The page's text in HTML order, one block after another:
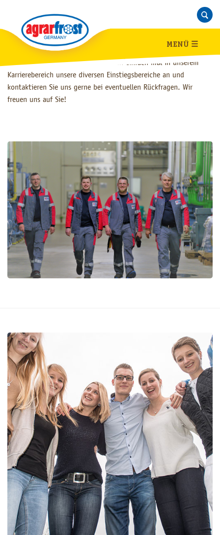
MENÜ ☰
Einstiegsbereiche
Wir bieten Ihnen eine breite Auswahl an möglichen
Einstiegsbereichen für einen schnellen Start in unserem
Unternehmen. Schauen Sie sich doch einfach mal in unserem
Karrierebereich unsere diversen Einstiegsbereiche an und
kontaktieren Sie uns gerne bei eventuellen Rückfragen. Wir
freuen uns auf Sie!